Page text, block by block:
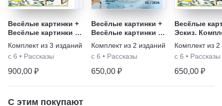
Весёлые картинки +
Весёлые картинки о
природе. Журнал
для детей "Филя" +
Эскиз. Комплект
Комплект из 3 изданий
с 6 • Рассказы
900,00 ₽
Весёлые картинки +
Весёлые картинки о
природе. Журнал
для детей "Филя".
Комплект
Комплект из 2 изданий
с 6 • Рассказы
650,00 ₽
Весёлые
Эскиз.
Комплект из 2
с 6 • Рассказы
650,00 ₽
С этим покупают